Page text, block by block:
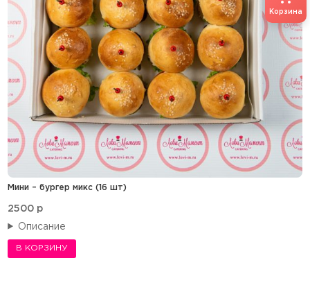
Мини – бургер микс (16 шт)
2500 p
Описание
В КОРЗИНУ
Корзина